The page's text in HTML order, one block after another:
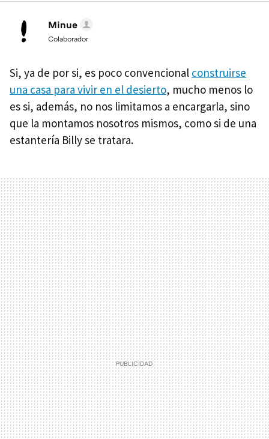
Minue
Colaborador
Si, ya de por si, es poco convencional construirse
una casa para vivir en el desierto, mucho menos lo
es si, además, no nos limitamos a encargarla, sino
que la montamos nosotros mismos, como si de una
estantería Billy se tratara.